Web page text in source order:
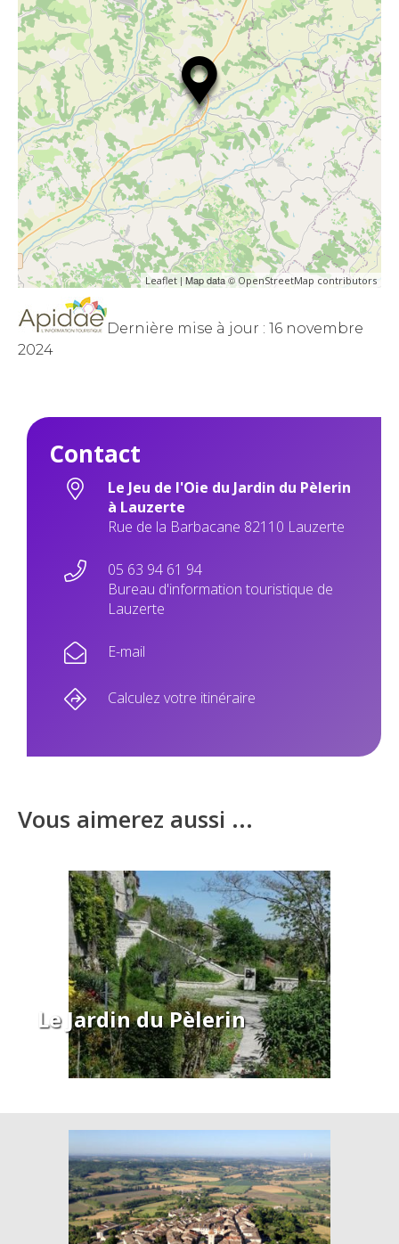
Leaflet | Map data © OpenStreetMap contributors
Dernière mise à jour : 16 novembre
2024
Contact
Le Jeu de l'Oie du Jardin du Pèlerin
à Lauzerte
Rue de la Barbacane 82110 Lauzerte
05 63 94 61 94
Bureau d'information touristique de
Lauzerte
E-mail
Calculez votre itinéraire
Vous aimerez aussi ...
Le Jardin du Pèlerin